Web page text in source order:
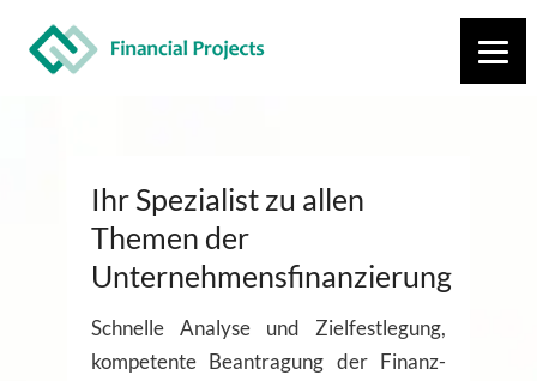
Ihr Spezialist zu allen
Themen der
Unternehmens­­finanzierung
Schnelle Analyse und Ziel­fest­legung,
kom­pe­tente Be­antrag­ung der Finanz­